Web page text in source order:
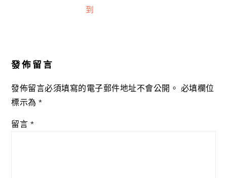
到
發佈留言
發佈留言必須填寫的電子郵件地址不會公開。 必填欄位
標示為*
留言 *